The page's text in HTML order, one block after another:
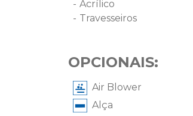
Acrílico
Travesseiros
OPCIONAIS:
Air Blower
Alça